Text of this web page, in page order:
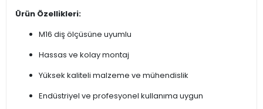
Ürün Özellikleri:
M16 diş ölçüsüne uyumlu
Hassas ve kolay montaj
Yüksek kaliteli malzeme ve mühendislik
Endüstriyel ve profesyonel kullanıma uygun